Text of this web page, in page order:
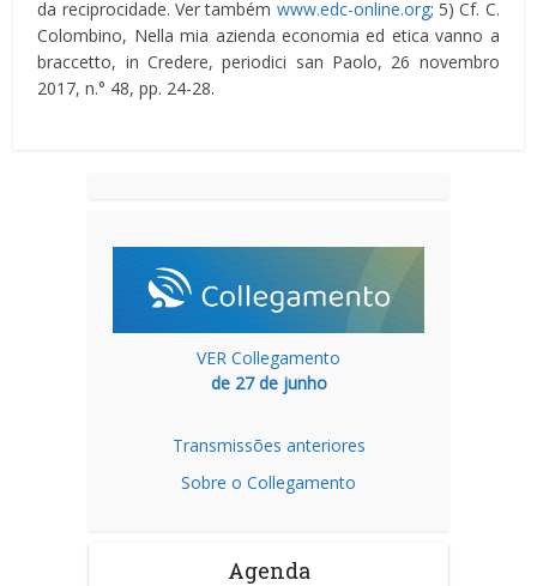
da reciprocidade. Ver também www.edc-online.org; 5) Cf. C.
Colombino, Nella mia azienda economia ed etica vanno a
braccetto, in Credere, periodici san Paolo, 26 novembro
2017, n.° 48, pp. 24-28.
VER Collegamento
de 27 de junho
Transmissões anteriores
Sobre o Collegamento
Agenda